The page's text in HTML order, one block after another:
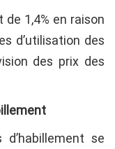
1,4% en raison
d’utilisation des
des prix des
se